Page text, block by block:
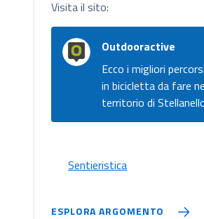
Visita il sito:
Outdooractive
Ecco i migliori
in bicicletta da fare
territorio di
Sentieristica
ESPLORA ARGOMENTO